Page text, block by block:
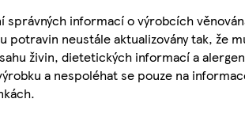
správných informací o výrobcích
potravin neustále aktualizovány tak, že
živin, dietetických informací a
a nespoléhat se pouze na